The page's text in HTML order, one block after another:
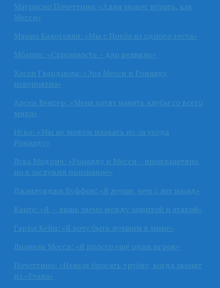
Маурисио Почеттино: «Алли может играть, как
Месси»
Марио Балотелли: «Мы с Погба из одного теста»
Мбаппе: «Скромность – дар великих»
Хосеп Гвардиола: «Эра Месси и Роналду
невероятна»
Арсен Венгер: «Меня хотят нанять клубы со всего
мира»
Иско: «Мы не можем плакать из-за ухода
Роналду»
Лука Модрич: «Роналду и Месси – инопланетяне,
но я заслужил признание»
Джанлуиджи Буффон: «Я лучше, чем 5 лет назад»
Канте: «Я — лишь звено между защитой и атакой»
Гарри Кейн: «Я хочу быть лучшим в мире»
Лионель Месси: «Я просто ещё один игрок»
Почеттино: «Нельзя бросать трубку, когда звонят
из «Реала»